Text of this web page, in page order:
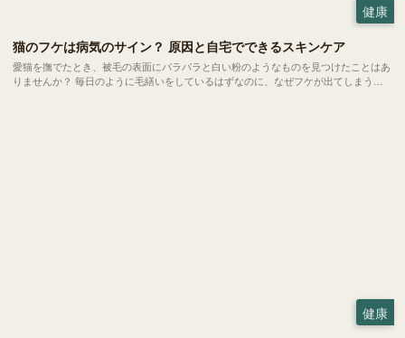
健康
猫のフケは病気のサイン？ 原因と自宅でできるスキンケア
愛猫を撫でたとき、被毛の表面にパラパラと白い粉のようなものを見つけたことはあ
りませんか？ 毎日のように毛繕いをしているはずなのに、なぜフケが出てしまう。
健康